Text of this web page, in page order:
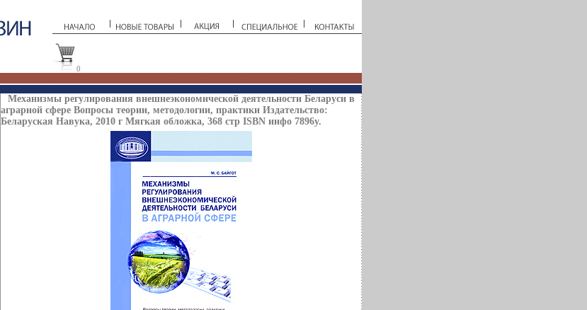
0
Механизмы регулирования внешнеэкономической деятельности Беларуси в
аграрной сфере Вопросы теории, методологии, практики Издательство:
Беларуская Навука, 2010 г Мягкая обложка, 368 стр ISBN инфо 7896y.